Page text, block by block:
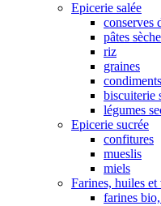
Epicerie salée
conserves
pâtes
riz
graines
condiments
biscuiterie
légumes
Epicerie sucrée
confitures
mueslis
miels
Farines, huiles et
farines